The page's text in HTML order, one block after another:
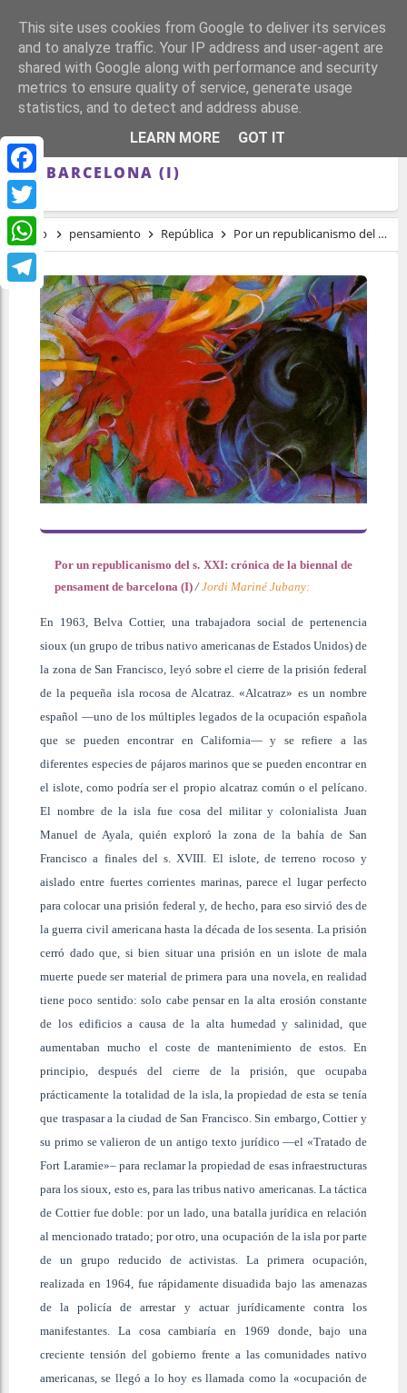
Facebook
Twitter
WhatsApp
Telegram
POR UN REPUBLICANISMO DEL S. XXI:
CRÓNICA DE LA BIENNAL DE PENSAMENT
DE BARCELONA (I)
Inicio pensamiento República Por un republicanismo del s. XXI: crónica de la biennal de pensament de barcelona (I)
Por un republicanismo del s. XXI: crónica de la biennal de
pensament de barcelona (I) / Jordi Mariné Jubany:
En 1963, Belva Cottier, una trabajadora social de pertenencia
sioux (un grupo de tribus nativo americanas de Estados Unidos) de
la zona de San Francisco, leyó sobre el cierre de la prisión federal
de la pequeña isla rocosa de Alcatraz. «Alcatraz» es un nombre
español —uno de los múltiples legados de la ocupación española
que se pueden encontrar en California— y se refiere a las
diferentes especies de pájaros marinos que se pueden encontrar en
el islote, como podría ser el propio alcatraz común o el pelícano.
El nombre de la isla fue cosa del militar y colonialista Juan
Manuel de Ayala, quién exploró la zona de la bahía de San
Francisco a finales del s. XVIII. El islote, de terreno rocoso y
aislado entre fuertes corrientes marinas, parece el lugar perfecto
para colocar una prisión federal y, de hecho, para eso sirvió des de
la guerra civil americana hasta la década de los sesenta. La prisión
cerró dado que, si bien situar una prisión en un islote de mala
muerte puede ser material de primera para una novela, en realidad
tiene poco sentido: solo cabe pensar en la alta erosión constante
de los edificios a causa de la alta humedad y salinidad, que
aumentaban mucho el coste de mantenimiento de estos. En
principio, después del cierre de la prisión, que ocupaba
prácticamente la totalidad de la isla, la propiedad de esta se tenía
que traspasar a la ciudad de San Francisco. Sin embargo, Cottier y
su primo se valieron de un antigo texto jurídico —el «Tratado de
Fort Laramie»– para reclamar la propiedad de esas infraestructuras
para los sioux, esto es, para las tribus nativo americanas. La táctica
de Cottier fue doble: por un lado, una batalla jurídica en relación
al mencionado tratado; por otro, una ocupación de la isla por parte
de un grupo reducido de activistas. La primera ocupación,
realizada en 1964, fue rápidamente disuadida bajo las amenazas
de la policía de arrestar y actuar jurídicamente contra los
manifestantes. La cosa cambiaría en 1969 donde, bajo una
creciente tensión del gobierno frente a las comunidades nativo
americanas, se llegó a lo hoy es llamada como la «ocupación de
This site uses cookies from Google to deliver its services
and to analyze traffic. Your IP address and user-agent are
shared with Google along with performance and security
metrics to ensure quality of service, generate usage
statistics, and to detect and address abuse.
LEARN MORE
GOT IT